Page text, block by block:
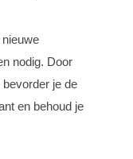
nodig. Door
je de
en behoud je